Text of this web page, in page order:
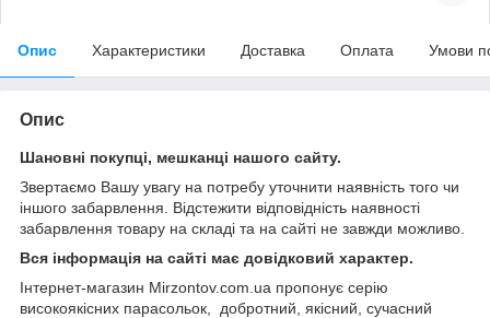
Опис Характеристики Доставка Оплата Умови
Опис
Шановні покупці, мешканці нашого сайту.
Звертаємо Вашу увагу на потребу уточнити наявність того чи
іншого забарвлення. Відстежити відповідність наявності
забарвлення товару на складі та на сайті не завжди можливо.
Вся інформація на сайті має довідковий характер.
Інтернет-магазин Mirzontov.com.ua пропонує серію
високоякісних парасольок, добротний, якісний, сучасний